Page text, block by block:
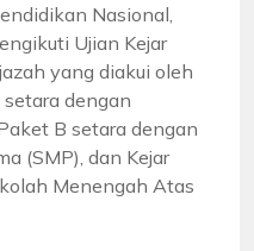
Nasional,
Ujian Kejar
yang diakui oleh
dengan
B setara dengan
(SMP), dan Kejar
Menengah Atas